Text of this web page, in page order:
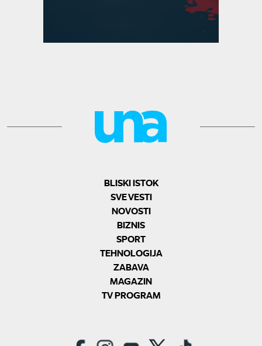
BLISKI ISTOK
SVE VESTI
NOVOSTI
BIZNIS
SPORT
TEHNOLOGIJA
ZABAVA
MAGAZIN
TV PROGRAM